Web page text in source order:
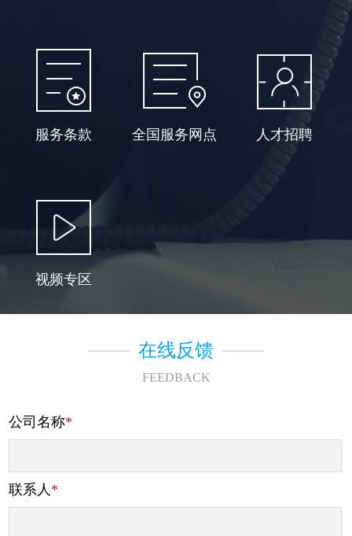
服务条款 全国服务网点 人才招聘
视频专区
在线反馈
FEEDBACK
公司名称*
联系人 *